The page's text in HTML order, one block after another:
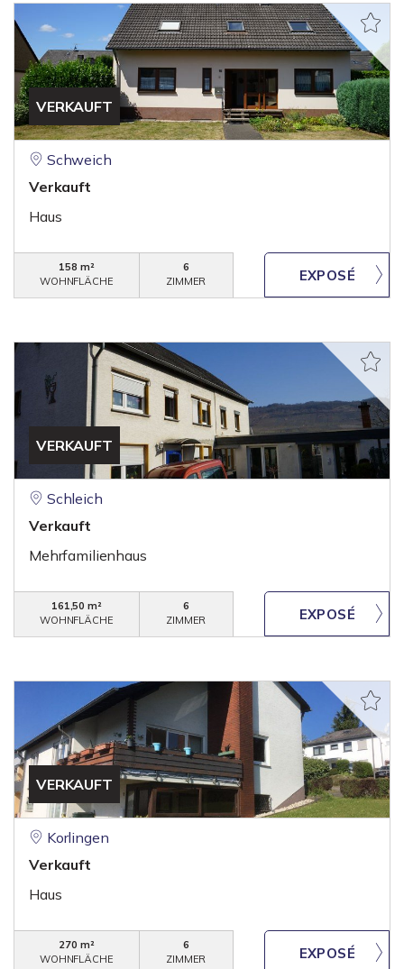
VERKAUFT
Schweich
Verkauft
Haus
158 m²
WOHNFLÄCHE
6
ZIMMER
VERKAUFT
Schleich
Verkauft
Mehrfamilienhaus
161,50 m²
WOHNFLÄCHE
6
ZIMMER
VERKAUFT
Korlingen
Verkauft
Haus
270 m²
WOHNFLÄCHE
6
ZIMMER